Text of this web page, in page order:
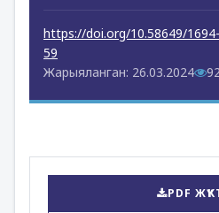
https://doi.org/10.58649/
59
Жарыяланган: 26.03.2024
PDF